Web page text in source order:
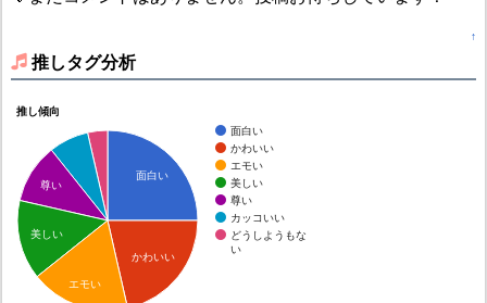
↑
推しタグ分析
推し傾向
面白い
かわいい
エモい
美しい
尊い
カッコいい
どうしようもな
い
面白い
かわいい
尊い
美しい
エモい